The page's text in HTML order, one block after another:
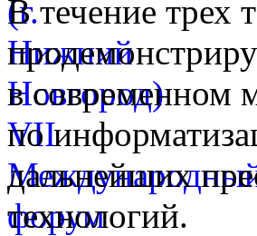
В течение трех
в современном
по
дальнейших
технологий.